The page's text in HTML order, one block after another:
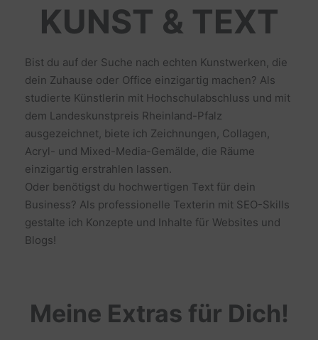
KUNST & TEXT
Bist du auf der Suche nach echten Kunstwerken, die
dein Zuhause oder Office einzigartig machen? Als
studierte Künstlerin mit Hochschulabschluss und mit
dem Landeskunstpreis Rheinland-Pfalz
ausgezeichnet, biete ich Zeichnungen, Collagen,
Acryl- und Mixed-Media-Gemälde, die Räume
einzigartig erstrahlen lassen.
Oder benötigst du hochwertigen Text für dein
Business? Als professionelle Texterin mit SEO-Skills
gestalte ich Konzepte und Inhalte für Websites und
Blogs!
Meine Extras für Dich!